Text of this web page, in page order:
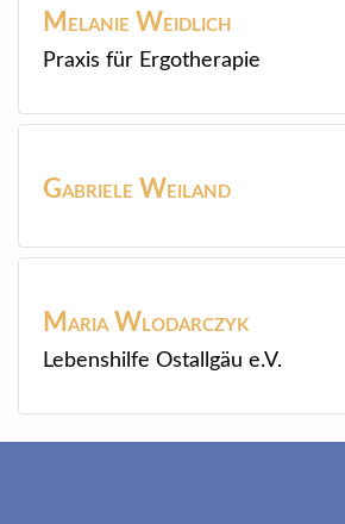
Melanie Weidlich
Praxis für Ergotherapie
Gabriele Weiland
Maria Wlodarczyk
Lebenshilfe Ostallgäu e.V.